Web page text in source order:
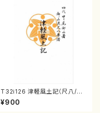
T32i126 津軽風土記（尺八/野
村峰山/尺八/都山式譜）都山流
公刊楽譜曲番:575
¥900